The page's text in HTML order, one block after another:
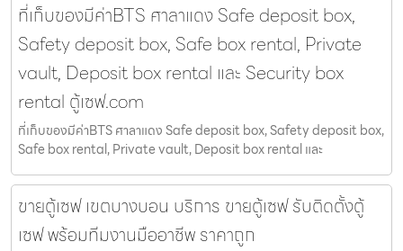
ที่เก็บของมีค่าBTS ศาลาแดง Safe deposit box,
Safety deposit box, Safe box rental, Private
vault, Deposit box rental และ Security box
rental ตู้เซฟ.com
ที่เก็บของมีค่าBTS ศาลาแดง Safe deposit box, Safety deposit box,
Safe box rental, Private vault, Deposit box rental และ
ขายตู้เซฟ เขตบางบอน บริการ ขายตู้เซฟ รับติดตั้งตู้
เซฟ พร้อมทีมงานมืออาชีพ ราคาถูก